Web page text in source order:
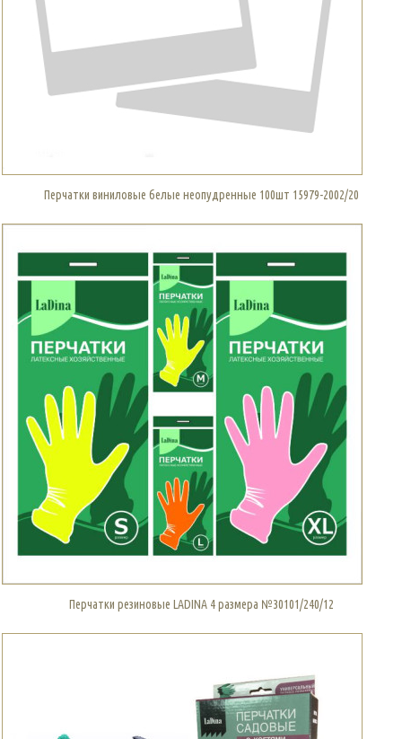
Перчатки виниловые белые неопудренные 100шт 15979-2002/20
Перчатки резиновые LADINA 4 размера №30101/240/12